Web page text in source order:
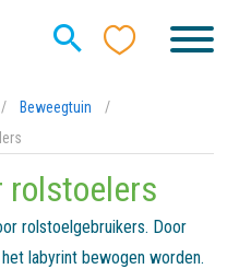
/ Beweegtuin
/
rolstoelers
rolstoelgebruikers. Door
labyrint bewogen worden.